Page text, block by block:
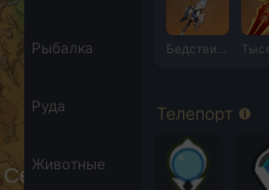
Земля Ашаван
Рыбалка
Руда
Животные
Телепорт